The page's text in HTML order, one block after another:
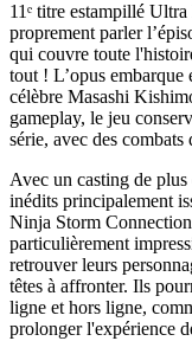
11ᵉ titre estampillé
proprement parler
qui couvre toute
tout ! L’opus
célèbre Masashi
gameplay, le jeu
série, avec des combats
Avec un casting de
inédits principalement
Ninja Storm
particulièrement
retrouver leurs
têtes à affronter. Ils
ligne et hors ligne,
prolonger l'expérience